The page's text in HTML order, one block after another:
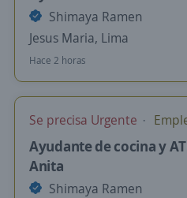
Shimaya Ramen
Jesus Maria, Lima
Hace 2 horas
Se precisa Urgente
Ayudante de cocina y
Anita
Shimaya Ramen